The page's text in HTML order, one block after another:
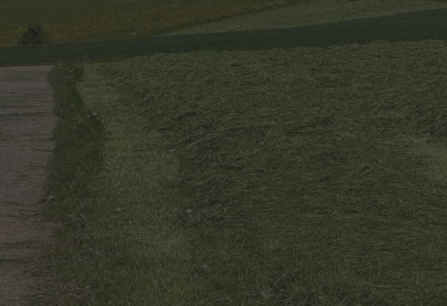
Die Geschichte der freiwilligen Feuerwehr Weyer reicht bis ins Jahr
Löschgeräten zur Verfügung stellte. Dies markierte wahrscheinlich
freiwillige Feuerwehr existierte. Damit ist die Feuerwehr Weyer nach
In den Jahren zwischen 1935 und 1938 befand sich die Feuerwehr
1938 standen wieder ausreichend Freiwillige zur Verfügung, um eine
Unter der Leitung von Josef Wassong als Löschgruppenführer wurden